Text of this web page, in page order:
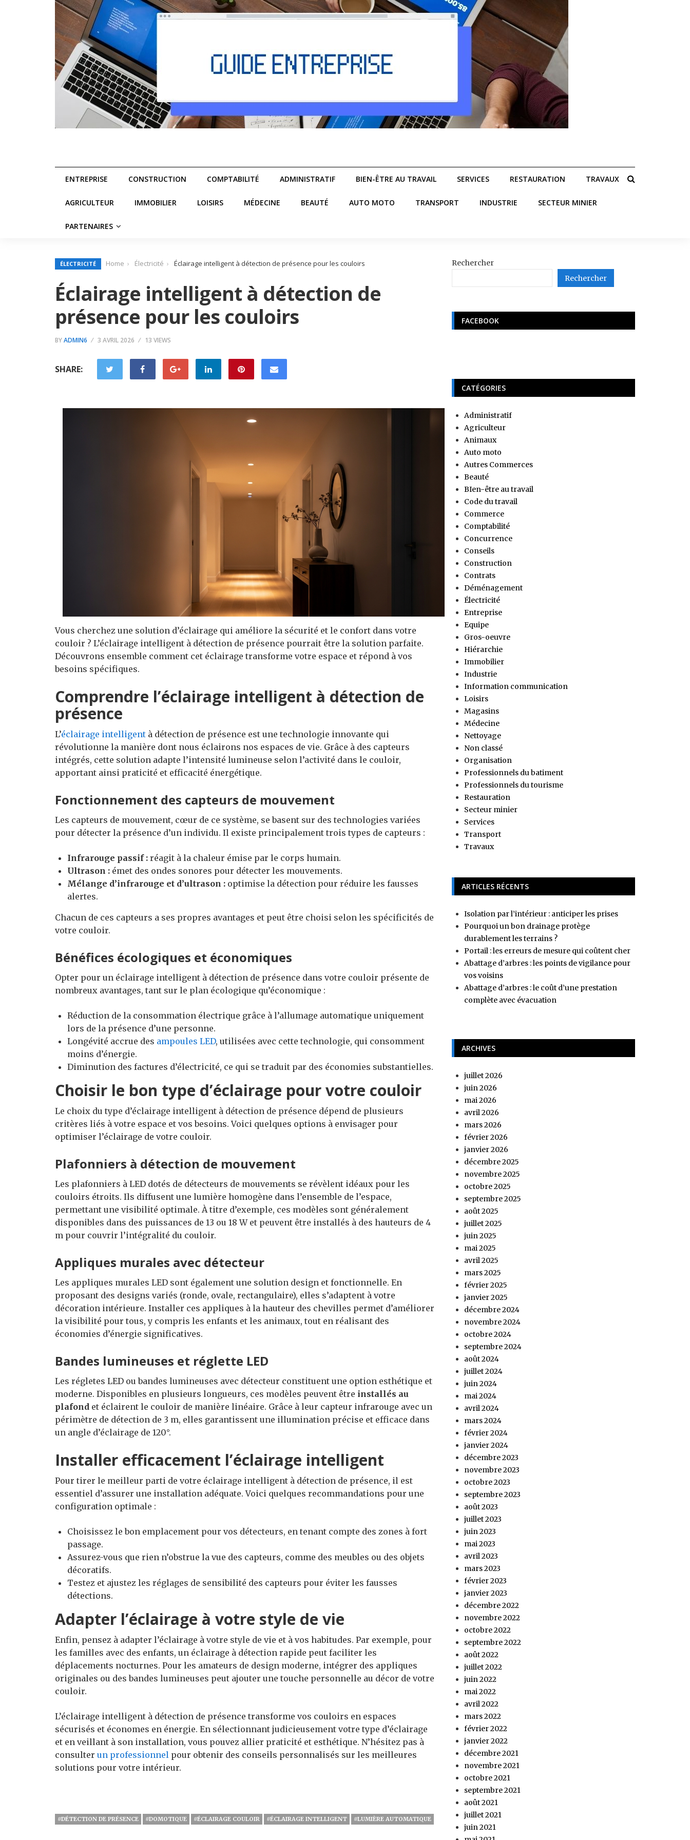
ENTREPRISE CONSTRUCTION COMPTABILITÉ ADMINISTRATIF BIEN-ÊTRE AU TRAVAIL SERVICES RESTAURATION TRAVAUX
AGRICULTEUR IMMOBILIER LOISIRS MÉDECINE BEAUTÉ AUTO MOTO TRANSPORT INDUSTRIE SECTEUR MINIER
PARTENAIRES
ÉLECTRICITÉ Home Électricité Éclairage intelligent à détection de présence pour les couloirs
Éclairage intelligent à détection de
présence pour les couloirs
BYADMIN6 3 AVRIL 2026 13 VIEWS
SHARE:
Vous cherchez une solution d’éclairage qui améliore la sécurité et le confort dans votre
couloir ? L’éclairage intelligent à détection de présence pourrait être la solution parfaite.
Découvrons ensemble comment cet éclairage transforme votre espace et répond à vos
besoins spécifiques.
Comprendre l’éclairage intelligent à détection de
présence
L’éclairage intelligent à détection de présence est une technologie innovante qui
révolutionne la manière dont nous éclairons nos espaces de vie. Grâce à des capteurs
intégrés, cette solution adapte l’intensité lumineuse selon l’activité dans le couloir,
apportant ainsi praticité et efficacité énergétique.
Fonctionnement des capteurs de mouvement
Les capteurs de mouvement, cœur de ce système, se basent sur des technologies variées
pour détecter la présence d’un individu. Il existe principalement trois types de capteurs :
Infrarouge passif : réagit à la chaleur émise par le corps humain.
Ultrason : émet des ondes sonores pour détecter les mouvements.
Mélange d’infrarouge et d’ultrason : optimise la détection pour réduire les fausses
alertes.
Chacun de ces capteurs a ses propres avantages et peut être choisi selon les spécificités de
votre couloir.
Bénéfices écologiques et économiques
Opter pour un éclairage intelligent à détection de présence dans votre couloir présente de
nombreux avantages, tant sur le plan écologique qu’économique :
Réduction de la consommation électrique grâce à l’allumage automatique uniquement
lors de la présence d’une personne.
Longévité accrue des ampoules LED, utilisées avec cette technologie, qui consomment
moins d’énergie.
Diminution des factures d’électricité, ce qui se traduit par des économies substantielles.
Choisir le bon type d’éclairage pour votre couloir
Le choix du type d’éclairage intelligent à détection de présence dépend de plusieurs
critères liés à votre espace et vos besoins. Voici quelques options à envisager pour
optimiser l’éclairage de votre couloir.
Plafonniers à détection de mouvement
Les plafonniers à LED dotés de détecteurs de mouvements se révèlent idéaux pour les
couloirs étroits. Ils diffusent une lumière homogène dans l’ensemble de l’espace,
permettant une visibilité optimale. À titre d’exemple, ces modèles sont généralement
disponibles dans des puissances de 13 ou 18 W et peuvent être installés à des hauteurs de 4
m pour couvrir l’intégralité du couloir.
Appliques murales avec détecteur
Les appliques murales LED sont également une solution design et fonctionnelle. En
proposant des designs variés (ronde, ovale, rectangulaire), elles s’adaptent à votre
décoration intérieure. Installer ces appliques à la hauteur des chevilles permet d’améliorer
la visibilité pour tous, y compris les enfants et les animaux, tout en réalisant des
économies d’énergie significatives.
Bandes lumineuses et réglette LED
Les régletes LED ou bandes lumineuses avec détecteur constituent une option esthétique et
moderne. Disponibles en plusieurs longueurs, ces modèles peuvent être installés au
plafond et éclairent le couloir de manière linéaire. Grâce à leur capteur infrarouge avec un
périmètre de détection de 3 m, elles garantissent une illumination précise et efficace dans
un angle d’éclairage de 120°.
Installer efficacement l’éclairage intelligent
Pour tirer le meilleur parti de votre éclairage intelligent à détection de présence, il est
essentiel d’assurer une installation adéquate. Voici quelques recommandations pour une
configuration optimale :
Choisissez le bon emplacement pour vos détecteurs, en tenant compte des zones à fort
passage.
Assurez-vous que rien n’obstrue la vue des capteurs, comme des meubles ou des objets
décoratifs.
Testez et ajustez les réglages de sensibilité des capteurs pour éviter les fausses
détections.
Adapter l’éclairage à votre style de vie
Enfin, pensez à adapter l’éclairage à votre style de vie et à vos habitudes. Par exemple, pour
les familles avec des enfants, un éclairage à détection rapide peut faciliter les
déplacements nocturnes. Pour les amateurs de design moderne, intégrer des appliques
originales ou des bandes lumineuses peut ajouter une touche personnelle au décor de votre
couloir.
L’éclairage intelligent à détection de présence transforme vos couloirs en espaces
sécurisés et économes en énergie. En sélectionnant judicieusement votre type d’éclairage
et en veillant à son installation, vous pouvez allier praticité et esthétique. N’hésitez pas à
consulter un professionnel pour obtenir des conseils personnalisés sur les meilleures
solutions pour votre intérieur.
#DÉTECTION DE PRÉSENCE #DOMOTIQUE #ÉCLAIRAGE COULOIR #ÉCLAIRAGE INTELLIGENT #LUMIÈRE AUTOMATIQUE
Rechercher
Rechercher
FACEBOOK
CATÉGORIES
Administratif
Agriculteur
Animaux
Auto moto
Autres Commerces
Beauté
BIen-être au travail
Code du travail
Commerce
Comptabilité
Concurrence
Conseils
Construction
Contrats
Déménagement
Électricité
Entreprise
Equipe
Gros-oeuvre
Hiérarchie
Immobilier
Industrie
Information communication
Loisirs
Magasins
Médecine
Nettoyage
Non classé
Organisation
Professionnels du batiment
Professionnels du tourisme
Restauration
Secteur minier
Services
Transport
Travaux
ARTICLES RÉCENTS
Isolation par l’intérieur : anticiper les prises
Pourquoi un bon drainage protège
durablement les terrains ?
Portail : les erreurs de mesure qui coûtent cher
Abattage d’arbres : les points de vigilance pour
vos voisins
Abattage d’arbres : le coût d’une prestation
complète avec évacuation
ARCHIVES
juillet 2026
juin 2026
mai 2026
avril 2026
mars 2026
février 2026
janvier 2026
décembre 2025
novembre 2025
octobre 2025
septembre 2025
août 2025
juillet 2025
juin 2025
mai 2025
avril 2025
mars 2025
février 2025
janvier 2025
décembre 2024
novembre 2024
octobre 2024
septembre 2024
août 2024
juillet 2024
juin 2024
mai 2024
avril 2024
mars 2024
février 2024
janvier 2024
décembre 2023
novembre 2023
octobre 2023
septembre 2023
août 2023
juillet 2023
juin 2023
mai 2023
avril 2023
mars 2023
février 2023
janvier 2023
décembre 2022
novembre 2022
octobre 2022
septembre 2022
août 2022
juillet 2022
juin 2022
mai 2022
avril 2022
mars 2022
février 2022
janvier 2022
décembre 2021
novembre 2021
octobre 2021
septembre 2021
août 2021
juillet 2021
juin 2021